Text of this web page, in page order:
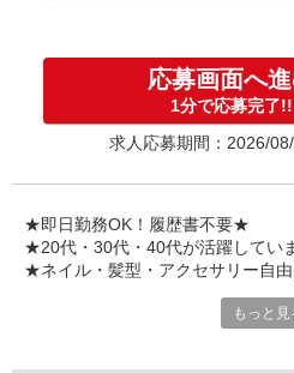
゜+゜・。○。・゜+゜・。○
入社祝い金10万円支給(規
お友達を紹介頂くと,
インセンティブ支給(規定有)
★月2回払い・週払い可能
゜・。○。・゜+゜・。○。・
応募画面へ
1分で応募完了!!
求人応募期間：2026/
★即日勤務OK！履歴書不要★
★20代・30代・40代が活躍してい
★ネイル・髪型・アクセサリー自
もっと見